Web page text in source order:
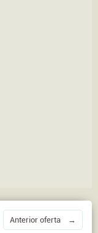
Anterior oferta →